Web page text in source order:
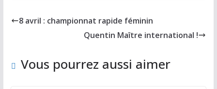
b
k
d l g
er
8 avril : championnat rapide féminin
Quentin Maître international !
Vous pourrez aussi aimer